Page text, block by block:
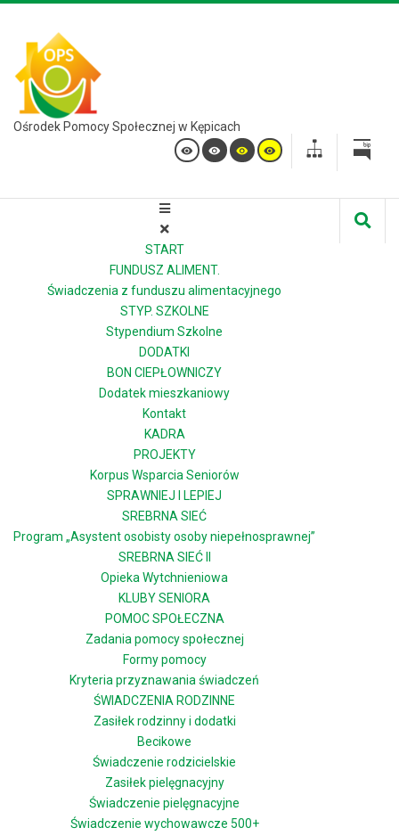
Ośrodek Pomocy Społecznej w Kępicach
START
FUNDUSZ ALIMENT.
Świadczenia z funduszu alimentacyjnego
STYP. SZKOLNE
Stypendium Szkolne
DODATKI
BON CIEPŁOWNICZY
Dodatek mieszkaniowy
Kontakt
KADRA
PROJEKTY
Korpus Wsparcia Seniorów
SPRAWNIEJ I LEPIEJ
SREBRNA SIEĆ
Program „Asystent osobisty osoby niepełnosprawnej”
SREBRNA SIEĆ II
Opieka Wytchnieniowa
KLUBY SENIORA
POMOC SPOŁECZNA
Zadania pomocy społecznej
Formy pomocy
Kryteria przyznawania świadczeń
ŚWIADCZENIA RODZINNE
Zasiłek rodzinny i dodatki
Becikowe
Świadczenie rodzicielskie
Zasiłek pielęgnacyjny
Świadczenie pielęgnacyjne
Świadczenie wychowawcze 500+